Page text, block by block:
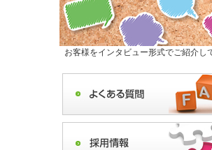
お客様をインタビュー形式でご紹介し